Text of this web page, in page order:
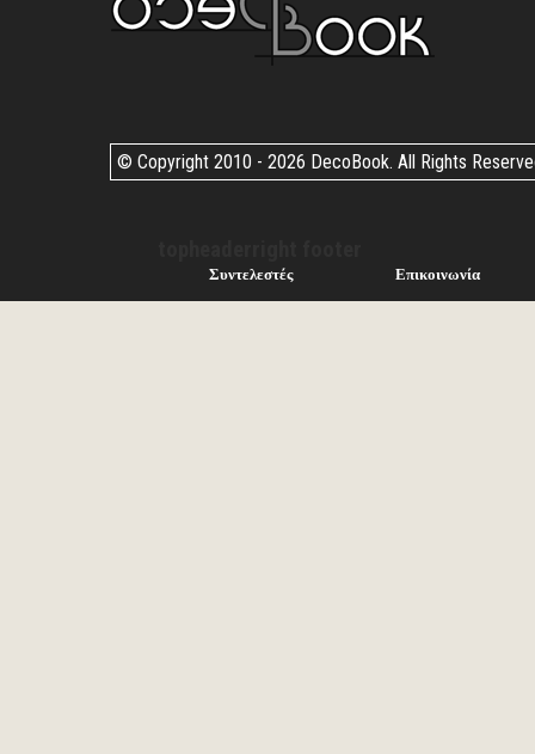
© Copyright 2010 - 2026 DecoBook. All Rights
Συντελεστές Επικοινωνία